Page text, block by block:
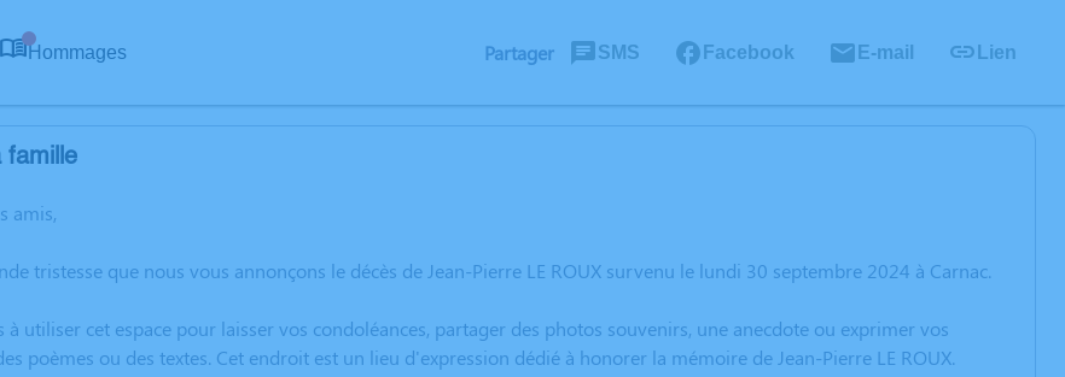
Hommages Partager SMS Facebook E-mail Lien
famille
amis,
tristesse que nous vous annonçons le décès de Jean-Pierre LE ROUX survenu le lundi 30 septembre 2024 à Carnac.
utiliser cet espace pour laisser vos condoléances, partager des photos souvenirs, une anecdote ou exprimer vos
poèmes ou des textes. Cet endroit est un lieu d'expression dédié à honorer la mémoire de Jean-Pierre LE ROUX.